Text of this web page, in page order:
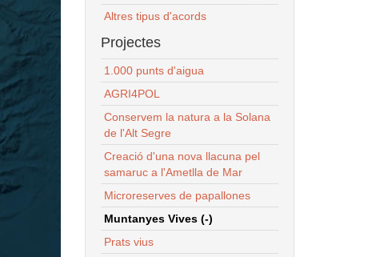
Altres tipus d'acords
Projectes
1.000 punts d'aigua
AGRI4POL
Conservem la natura a la Solana
de l'Alt Segre
Creació d'una nova llacuna pel
samaruc a l'Ametlla de Mar
Microreserves de papallones
Muntanyes Vives (-)
Prats vius